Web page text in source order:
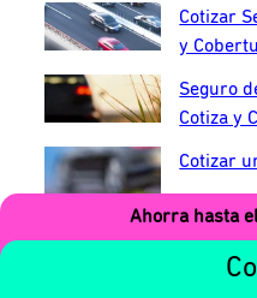
Ahorra hasta
Cotizar
y
Seguro
Cotiza y
Cotizar
Hidalgo